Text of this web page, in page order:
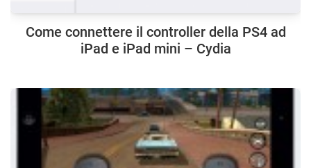
Come connettere il controller della PS4 ad
iPad e iPad mini – Cydia